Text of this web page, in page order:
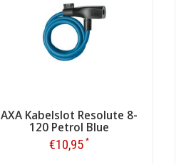
AXA Kabelslot Resolute 8-
120 Petrol Blue
€10,95 *